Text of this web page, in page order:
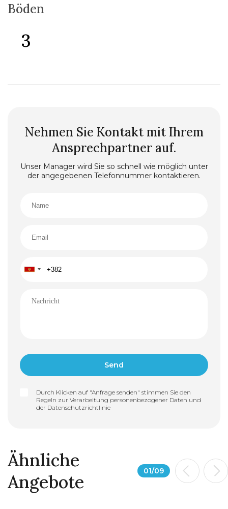
Böden
3
Nehmen Sie Kontakt mit Ihrem
Ansprechpartner auf.
Unser Manager wird Sie so schnell wie möglich unter
der angegebenen Telefonnummer kontaktieren.
Durch Klicken auf "Anfrage senden" stimmen Sie den
Regeln zur Verarbeitung personenbezogener Daten und
der Datenschutzrichtlinie
Ähnliche
Angebote
01/09